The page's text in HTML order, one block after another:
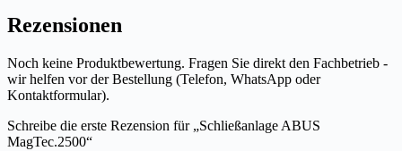
Rezensionen
Noch keine Produktbewertung. Fragen Sie direkt den Fachbetrieb -
wir helfen vor der Bestellung (Telefon, WhatsApp oder
Kontaktformular).
Schreibe die erste Rezension für „Schließanlage ABUS
MagTec.2500“